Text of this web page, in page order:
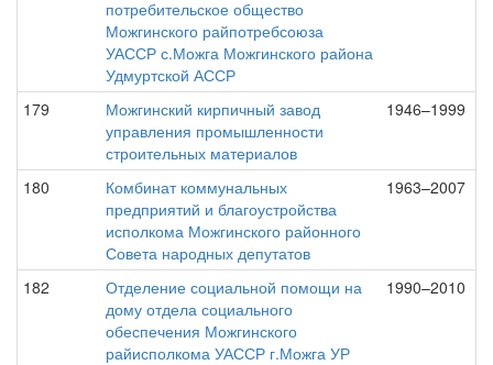
потребительское общество
Можгинского райпотребсоюза
УАССР с.Можга Можгинского района
Удмуртской АССР
179
Можгинский кирпичный завод
управления промышленности
строительных материалов
1946–1999
180
Комбинат коммунальных
предприятий и благоустройства
исполкома Можгинского районного
Совета народных депутатов
1963–2007
182
Отделение социальной помощи на
дому отдела социального
обеспечения Можгинского
райисполкома УАССР г.Можга УР
1990–2010